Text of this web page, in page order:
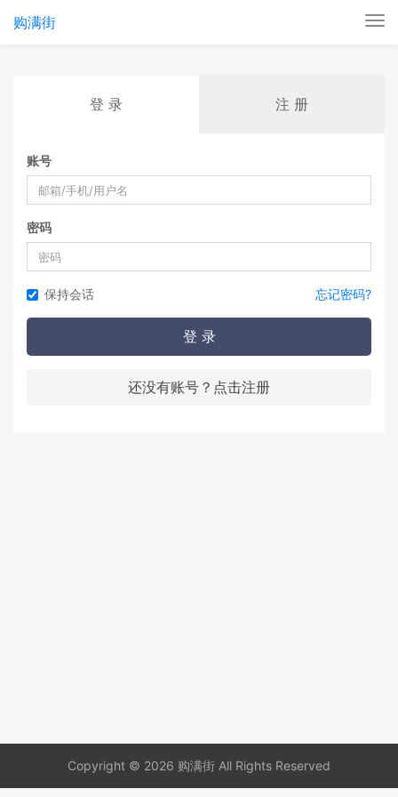
购满街
登 录 注 册
账号
密码
保持会话 忘记密码?
登 录
还没有账号？点击注册
Copyright © 2026 购满街 All Rights Reserved